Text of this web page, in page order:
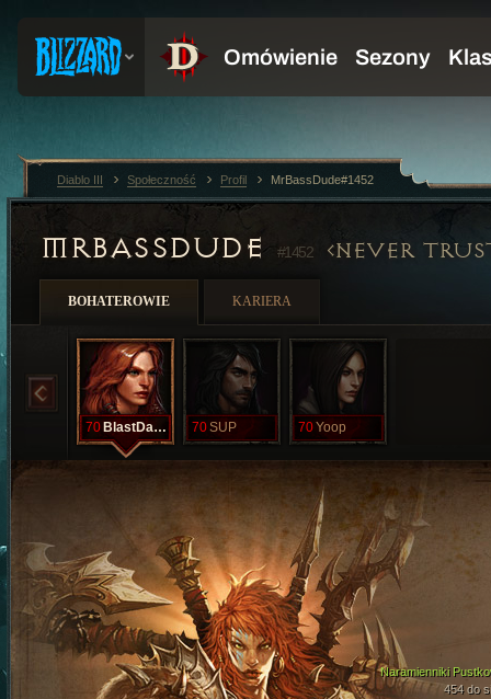
MRBASSDUDE #1452 NEVER
BOHATEROWIE KARIERA
70 BlastDatAz 70SUP 70Yoop
Naramienniki
454 do
Diablo III Społeczność Profil MrBassDude#1452